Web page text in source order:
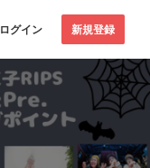
ログイン 新規登録